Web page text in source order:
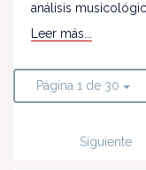
análisis
Leer más...
Página 1 de 30
Siguiente